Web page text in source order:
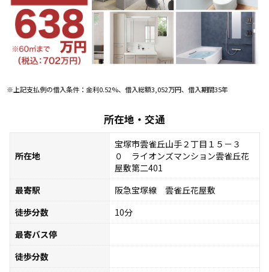
※上記支払例の借入条件：金利0.52%、借入総額3,052万円、借入期間35年
所在地・交通
所在地
宝塚市雲雀丘山手２丁目１５－３
０ ライオンズマンション雲雀丘花
屋敷第二401
最寄駅
阪急宝塚線 雲雀丘花屋敷
徒歩分数
10分
最寄バス停
徒歩分数